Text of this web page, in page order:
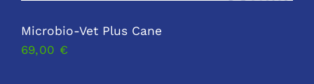
Microbio-Vet Plus Cane
69,00 €